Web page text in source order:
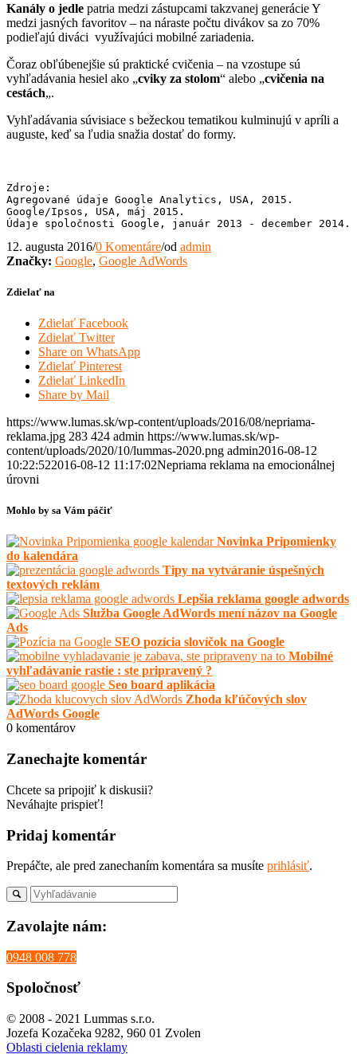
Kanály o jedle patria medzi zástupcami takzvanej generácie Y
medzi jasných favoritov – na náraste počtu divákov sa zo 70%
podieľajú diváci využívajúci mobilné zariadenia.
Čoraz obľúbenejšie sú praktické cvičenia – na vzostupe sú
vyhľadávania hesiel ako „cviky za stolom“ alebo „cvičenia na
cestách„.
Vyhľadávania súvisiace s bežeckou tematikou kulminujú v apríli a
auguste, keď sa ľudia snažia dostať do formy.
Zdroje:
Agregované údaje Google Analytics, USA, 2015.
Google/Ipsos, USA, máj 2015.
Údaje spoločnosti Google, január 2013 - december 2014.
12. augusta 2016/0 Komentáre/od admin
Značky: Google, Google AdWords
Zdielať na
Zdielať Facebook
Zdielať Twitter
Share on WhatsApp
Zdielať Pinterest
Zdielať LinkedIn
Share by Mail
https://www.lumas.sk/wp-content/uploads/2016/08/nepriama-
reklama.jpg 283 424 admin https://www.lumas.sk/wp-
content/uploads/2020/10/lummas-2020.png admin2016-08-12
10:22:522016-08-12 11:17:02Nepriama reklama na emocionálnej
úrovni
Mohlo by sa Vám páčiť
Novinka Pripomienky
do kalendára
Tipy na vytváranie úspešných
textových reklám
Lepšia reklama google adwords
Služba Google AdWords mení názov na Google
Ads
SEO pozícia slovíčok na Google
Mobilné
vyhľadávanie rastie : ste pripravený ?
Seo board aplikácia
Zhoda kľúčových slov
AdWords Google
0 komentárov
Zanechajte komentár
Chcete sa pripojiť k diskusii?
Neváhajte prispieť!
Pridaj komentár
Prepáčte, ale pred zanechaním komentára sa musíte prihlásiť.
Zavolajte nám:
0948 008 778
Spoločnosť
© 2008 - 2021 Lummas s.r.o.
Jozefa Kozačeka 9282, 960 01 Zvolen
Oblasti cielenia reklamy